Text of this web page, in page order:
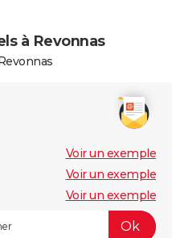
à Revonnas
Voir un exemple
Voir un exemple
Voir un exemple